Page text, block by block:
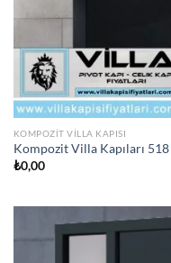
KOMPOZIT VILLA KAPISI
Kompozit Villa Kapıları 518
₺0,00